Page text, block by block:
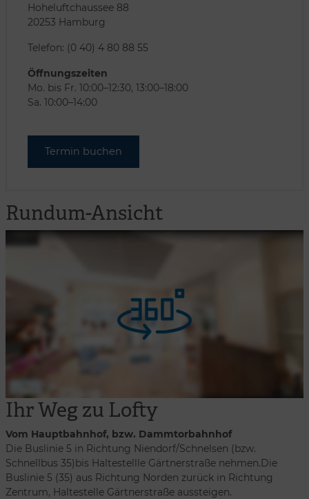
Hoheluftchaussee 88
20253 Hamburg
Telefon: (0 40) 4 80 88 55
Öffnungszeiten
Mo. bis Fr. 10:00–12:30, 13:00–18:00
Sa. 10:00–14:00
Termin buchen
Rundum-Ansicht
Ihr Weg zu Lofty
Vom Hauptbahnhof, bzw. Dammtorbahnhof
Die Buslinie 5 in Richtung Niendorf/Schnelsen (bzw.
Schnellbus 35)bis Haltestellle Gärtnerstraße nehmen.Die
Buslinie 5 (35) aus Richtung Norden zurück in Richtung
Zentrum, Haltestelle Gärtnerstraße aussteigen.